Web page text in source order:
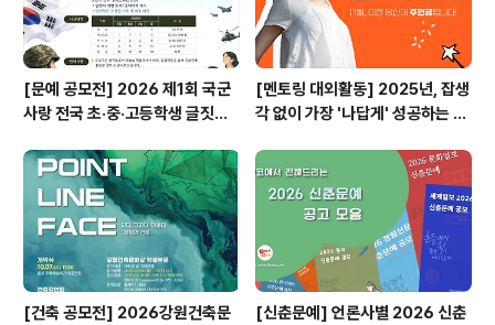
[문예 공모전] 2026 제1회 국군
사랑 전국 초·중·고등학생 글짓기
[멘토링 대외활동] 2025년, 잡생
각 없이 가장 '나답게' 성공하는 법
[건축 공모전] 2026강원건축문
[신춘문예] 언론사별 2026 신춘